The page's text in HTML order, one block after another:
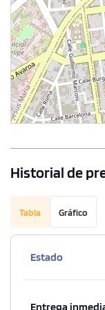
Historial de
Tabla Gráfico
Estado
Entrega